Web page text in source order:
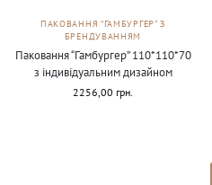
ПАКОВАННЯ “ГАМБУРГЕР” З
БРЕНДУВАННЯМ
Паковання “Гамбургер” 110*110*70
з індивідуальним дизайном
2256,00 грн.